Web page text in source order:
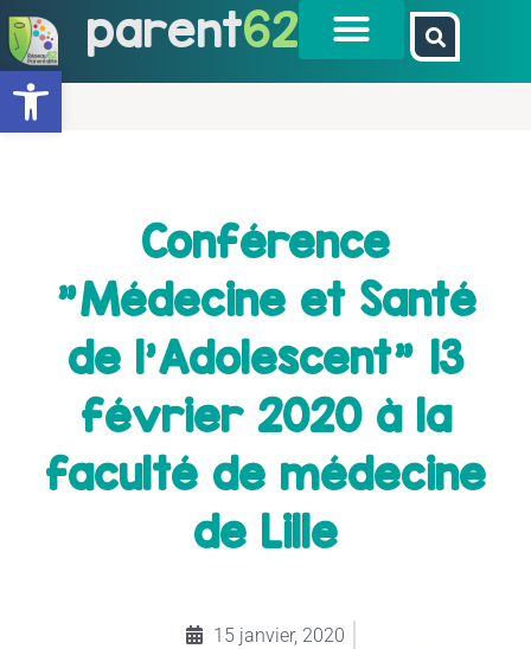
Ouvrir la barre d’outils
parent62
Conférence
"Médecine et Santé
de l'Adolescent" 13
février 2020 à la
faculté de médecine
de Lille
15 janvier, 2020